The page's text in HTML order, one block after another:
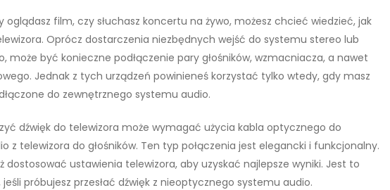
oglądasz film, czy słuchasz koncertu na żywo, możesz chcieć wiedzieć, jak
Oprócz dostarczenia niezbędnych wejść do systemu stereo lub
może być konieczne podłączenie pary głośników, wzmacniacza, a nawet
Jednak z tych urządzeń powinieneś korzystać tylko wtedy, gdy masz
do zewnętrznego systemu audio.
dźwięk do telewizora może wymagać użycia kabla optycznego do
z telewizora do głośników. Ten typ połączenia jest elegancki i funkcjonalny.
dostosować ustawienia telewizora, aby uzyskać najlepsze wyniki. Jest to
próbujesz przesłać dźwięk z nieoptycznego systemu audio.